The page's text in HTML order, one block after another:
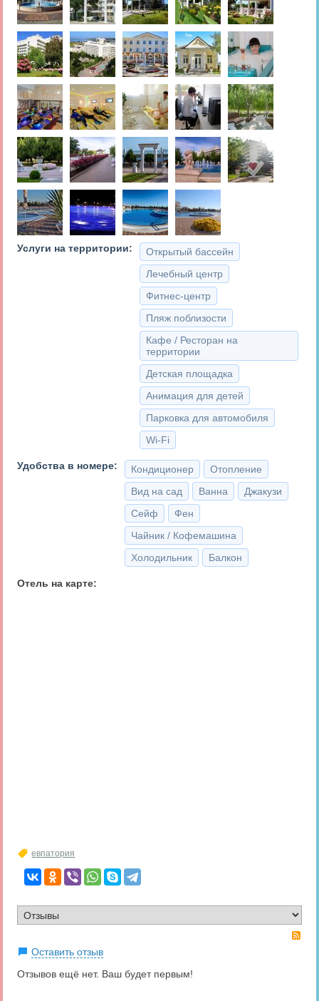
Услуги на территории:
Открытый бассейн
Лечебный центр
Фитнес-центр
Пляж поблизости
Кафе / Ресторан на
территории
Детская площадка
Анимация для детей
Парковка для автомобиля
Wi-Fi
Удобства в номере: Кондиционер
Отопление
Вид на сад
Ванна
Джакузи
Сейф
Фен
Чайник / Кофемашина
Холодильник
Балкон
Отель на карте:
евпатория
Оставить отзыв
Отзывов ещё нет. Ваш будет первым!